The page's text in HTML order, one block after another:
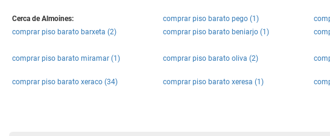
Cerca de Almoines: comprar piso barato pego (1)
comprar piso barato barxeta (2)
comprar piso barato beniarjo (1)
comprar piso barato miramar (1)
comprar piso barato oliva (2)
comprar piso barato xeraco (34)
comprar piso barato xeresa (1)